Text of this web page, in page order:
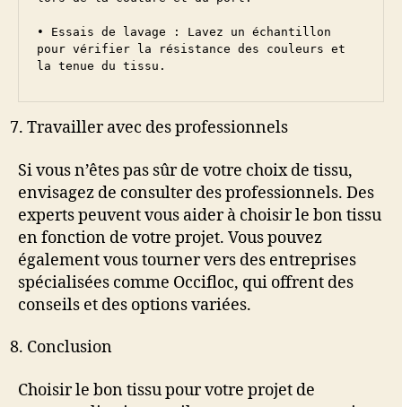
• Essais de lavage : Lavez un échantillon
pour vérifier la résistance des couleurs et
la tenue du tissu.
Travailler avec des professionnels
Si vous n’êtes pas sûr de votre choix de tissu,
envisagez de consulter des professionnels. Des
experts peuvent vous aider à choisir le bon tissu
en fonction de votre projet. Vous pouvez
également vous tourner vers des entreprises
spécialisées comme Occifloc, qui offrent des
conseils et des options variées.
Conclusion
Choisir le bon tissu pour votre projet de